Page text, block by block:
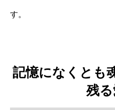
す。
記憶になくとも
残